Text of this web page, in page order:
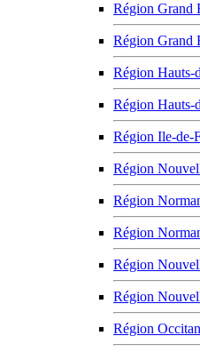
Région Grand
Région Grand
Région Hauts-
Région Hauts-
Région Ile-de-
Région
Région
Région
Région
Région
Région